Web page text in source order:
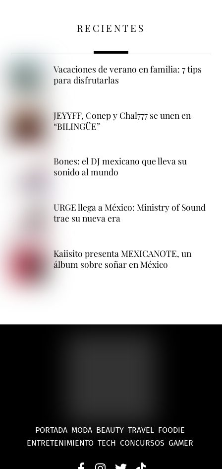
RECIENTES
Vacaciones de verano en familia: 7 tips
para disfrutarlas
JEYYFF, Conep y Chal777 se unen en
“BILINGÜE”
Bones: el DJ mexicano que lleva su
sonido al mundo
URGE llega a México: Ministry of Sound
trae su nueva era
Kaiisito presenta MEXICANOTE, un
álbum sobre soñar en México
PORTADA MODA BEAUTY TRAVEL FOODIE
ENTRETENIMIENTO TECH CONCURSOS GAMER